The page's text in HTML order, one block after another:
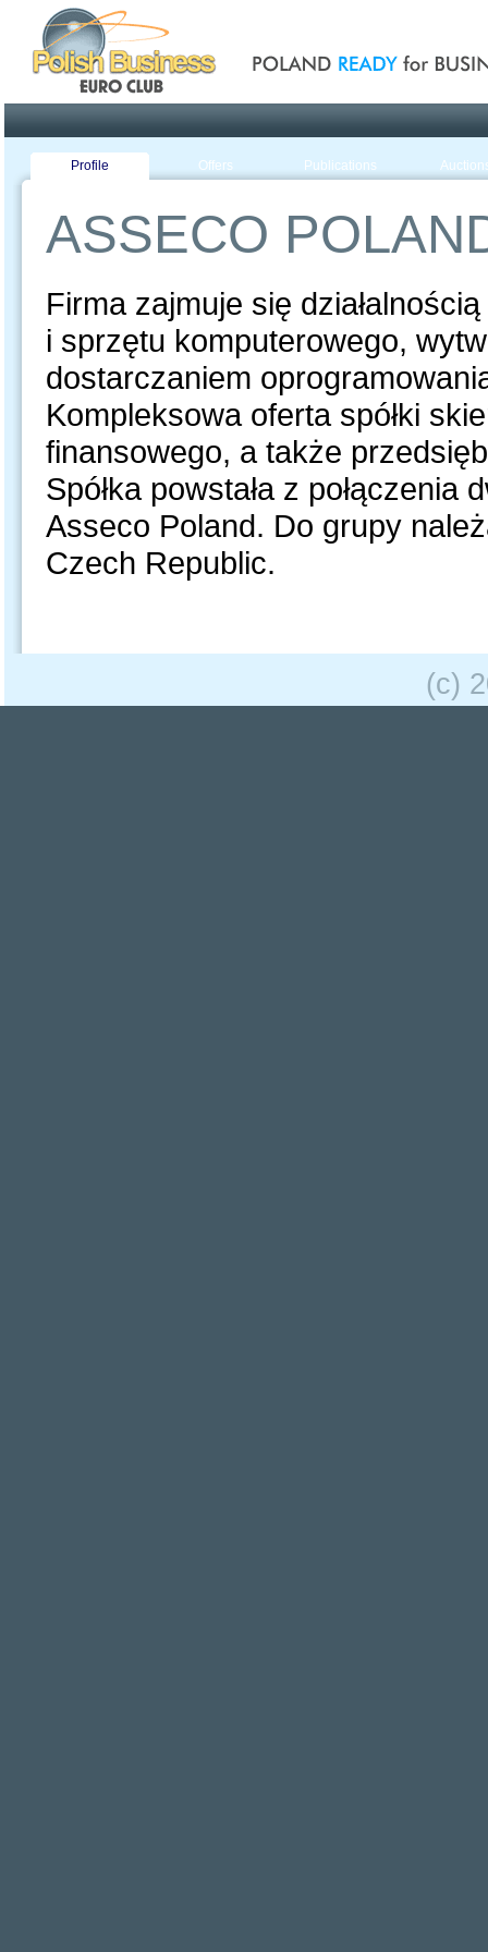
Profile Offers Publications
ASSECO
Firma zajmuje się
i sprzętu komputerowego,
dostarczaniem
Kompleksowa oferta spółki
finansowego, a także
Spółka powstała z
Asseco Poland. Do grupy
Czech Republic.
(c)